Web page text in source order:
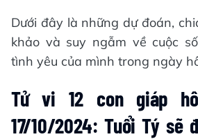
Dưới đây là những dự đoán,
khảo và suy ngẫm về cuộc
tình yêu của mình trong ngày
Tử vi 12 con giáp
17/10/2024: Tuổi Tý sẽ